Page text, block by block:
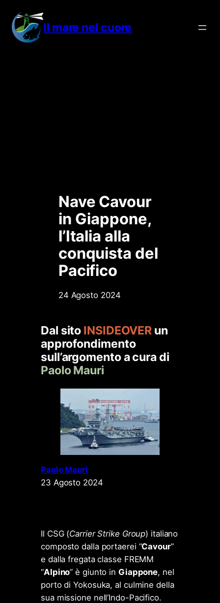
contenuto
Il mare nel cuore
Nave Cavour
in Giappone,
l’Italia alla
conquista del
Pacifico
24 Agosto 2024
Dal sito INSIDEOVER un
approfondimento
sull’argomento a cura di
Paolo Mauri
Paolo Mauri
23 Agosto 2024
Il CSG (Carrier Strike Group) italiano
composto dalla portaerei “Cavour”
e dalla fregata classe FREMM
“Alpino” è giunto in Giappone, nel
porto di Yokosuka, al culmine della
sua missione nell’Indo-Pacifico.